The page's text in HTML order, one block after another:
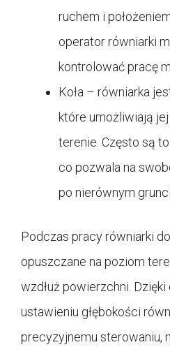
ruchem i
operator równiarki
kontrolować pracę
Koła – równiarka
które umożliwiają
terenie. Często są
co pozwala na
po nierównym
Podczas pracy równiarki
opuszczane na poziom
wzdłuż powierzchni.
ustawieniu głębokości
precyzyjnemu sterowaniu,